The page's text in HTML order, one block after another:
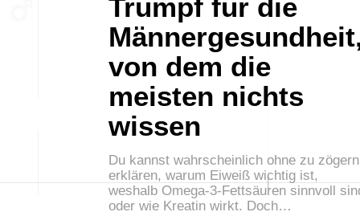
Trumpf für die
von dem die
meisten nichts
wissen
Du kannst wahrscheinlich ohne zu zögern
erklären, warum Eiweiß wichtig ist,
weshalb Omega-3-Fettsäuren sinnvoll
oder wie Kreatin wirkt. Doch…